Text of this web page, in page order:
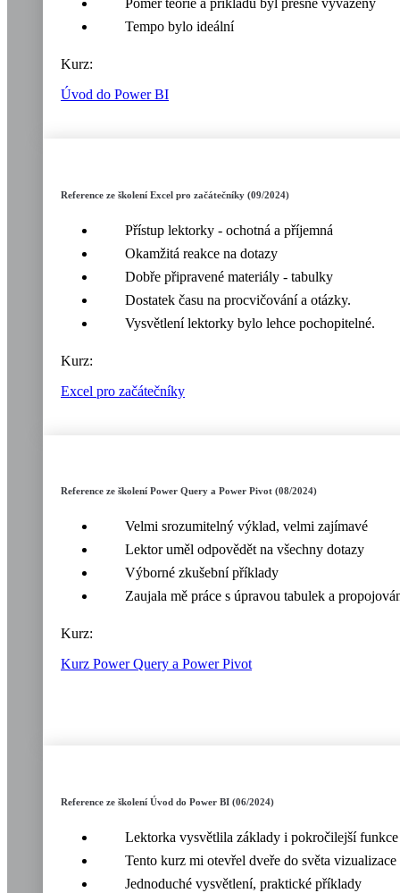
Tempo bylo ideální
Kurz:
Úvod do Power BI
Reference ze školení Excel pro začátečníky (09/2024)
Přístup lektorky - ochotná a příjemná
Okamžitá reakce na dotazy
Dobře připravené materiály - tabulky
Dostatek času na procvičování a otázky.
Vysvětlení lektorky bylo lehce pochopitelné.
Kurz:
Excel pro začátečníky
Reference ze školení Power Query a Power Pivot (08/2024)
Velmi srozumitelný výklad, velmi zajímavé
Lektor uměl odpovědět na všechny dotazy
Výborné zkušební příklady
Zaujala mě práce s úpravou tabulek a
Kurz:
Kurz Power Query a Power Pivot
Reference ze školení Úvod do Power BI (06/2024)
Lektorka vysvětlila základy i pokročilejší funkce
Tento kurz mi otevřel dveře do světa vizualizace
Jednoduché vysvětlení, praktické příklady